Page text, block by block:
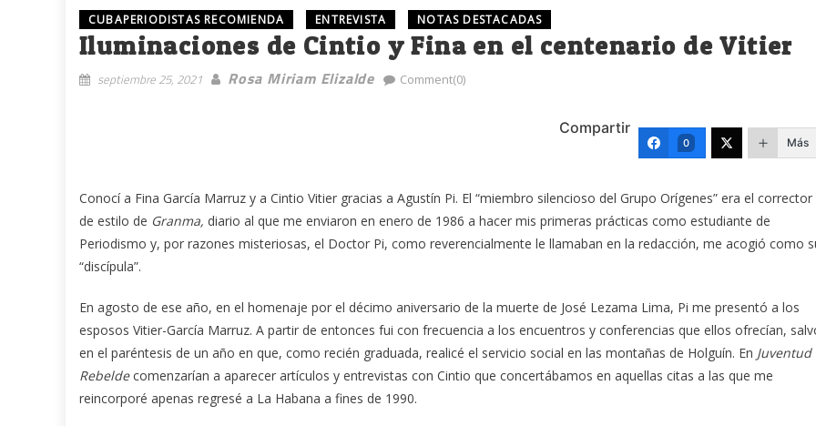
CUBAPERIODISTAS RECOMIENDA ENTREVISTA NOTAS DESTACADAS
Iluminaciones de Cintio y Fina en el centenario de Vitier
septiembre 25, 2021 Rosa Miriam Elizalde Comment(0)
Compartir
0 Más
Conocí a Fina García Marruz y a Cintio Vitier gracias a Agustín Pi. El “miembro silencioso del Grupo Orígenes” era el corrector
de estilo de Granma, diario al que me enviaron en enero de 1986 a hacer mis primeras prácticas como estudiante de
Periodismo y, por razones misteriosas, el Doctor Pi, como reverencialmente le llamaban en la redacción, me acogió como
“discípula”.
En agosto de ese año, en el homenaje por el décimo aniversario de la muerte de José Lezama Lima, Pi me presentó a los
esposos Vitier-García Marruz. A partir de entonces fui con frecuencia a los encuentros y conferencias que ellos ofrecían,
en el paréntesis de un año en que, como recién graduada, realicé el servicio social en las montañas de Holguín. En Juventud
Rebeldecomenzarían a aparecer artículos y entrevistas con Cintio que concertábamos en aquellas citas a las que me
reincorporé apenas regresé a La Habana a fines de 1990.